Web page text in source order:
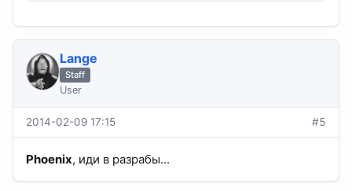
Lange
Staff
User
2014-02-09 17:15 #5
Phoenix, иди в разрабы...